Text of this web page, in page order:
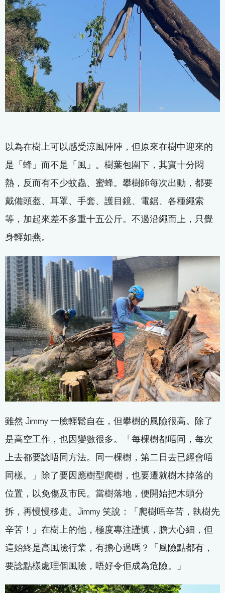
以為在樹上可以感受涼風陣陣，但原來在樹中迎來的
是「蜂」而不是「風」。樹葉包圍下，其實十分悶
熱，反而有不少蚊蟲、蜜蜂。攀樹師每次出動，都要
戴備頭盔、耳罩、手套、護目鏡、電鋸、各種繩索
等，加起來差不多重十五公斤。不過沿繩而上，只覺
身輕如燕。
雖然 Jimmy 一臉輕鬆自在，但攀樹的風險很高。除了
是高空工作，也因變數很多。「每棵樹都唔同，每次
上去都要諗唔同方法。同一棵樹，第二日去已經會唔
同樣。」除了要因應樹型爬樹，也要遷就樹木掉落的
位置，以免傷及市民。當樹落地，便開始把木頭分
拆，再慢慢移走。Jimmy 笑說：「爬樹唔辛苦，執樹先
辛苦！」在樹上的他，極度專注謹慎，膽大心細，但
這始終是高風險行業，有擔心過嗎？「風險點都有，
要諗點樣處理個風險，唔好令佢成為危險。」